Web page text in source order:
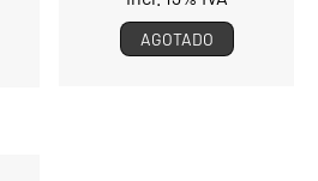
AGOTADO